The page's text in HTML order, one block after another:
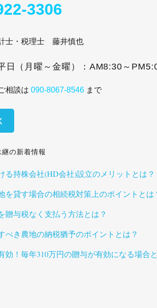
3306
士・税理士 藤井慎也
日（月曜～金曜）： AM8:30～
相談は090-8067-8546 まで
の新着情報
る持株会社(HD会社)設立のメリットとは？
を貸す場合の相続税対策上のポイントとは
贈与税なく支払う方法とは？
べき農地の納税猶予のポイントとは？
効！毎年310万円の贈与が有効になる場合